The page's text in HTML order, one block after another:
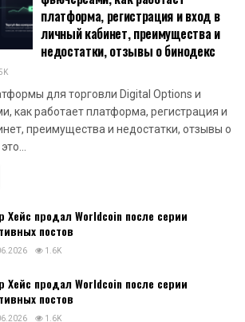
Binodex — обзор платформы для
недостатки, отзывы о бинодекс
как работает платформа, регистрация и
преимущества и недостатки, отзывы о